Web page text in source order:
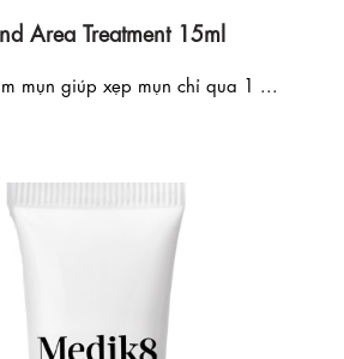
Area Treatment 15ml
mụn giúp xẹp mụn chỉ qua 1 ...